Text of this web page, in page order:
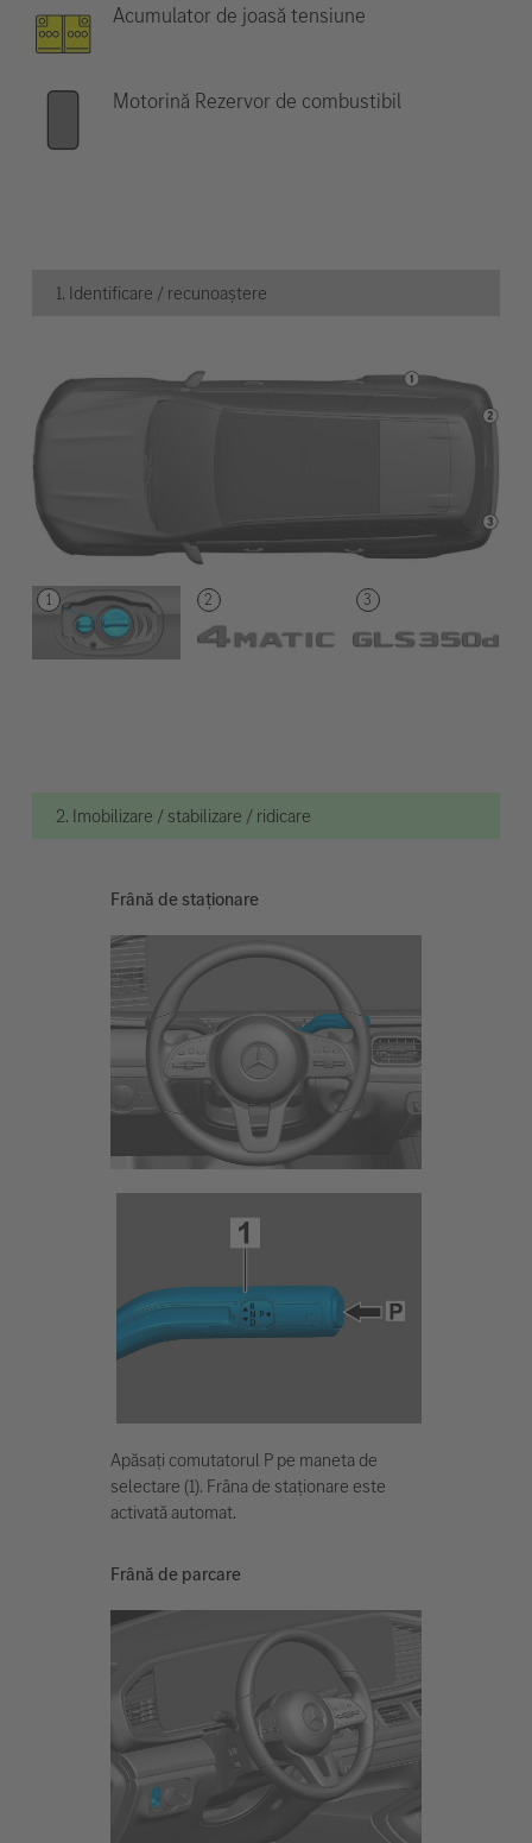
Acumulator de joasă tensiune
Motorină Rezervor de combustibil
1. Identificare / recunoaștere
2. Imobilizare / stabilizare / ridicare
Frână de staționare
Apăsați comutatorul P pe maneta de
selectare (1). Frâna de staționare este
activată automat.
Frână de parcare